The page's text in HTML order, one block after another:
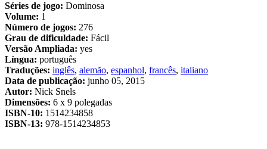
Séries de jogo: Dominosa
Volume: 1
Número de jogos: 276
Grau de dificuldade: Fácil
Versão Ampliada: yes
Língua: português
Traduções: inglês, alemão, espanhol, francês, italiano
Data de publicação: junho 05, 2015
Autor: Nick Snels
Dimensões: 6 x 9 polegadas
ISBN-10: 1514234858
ISBN-13: 978-1514234853